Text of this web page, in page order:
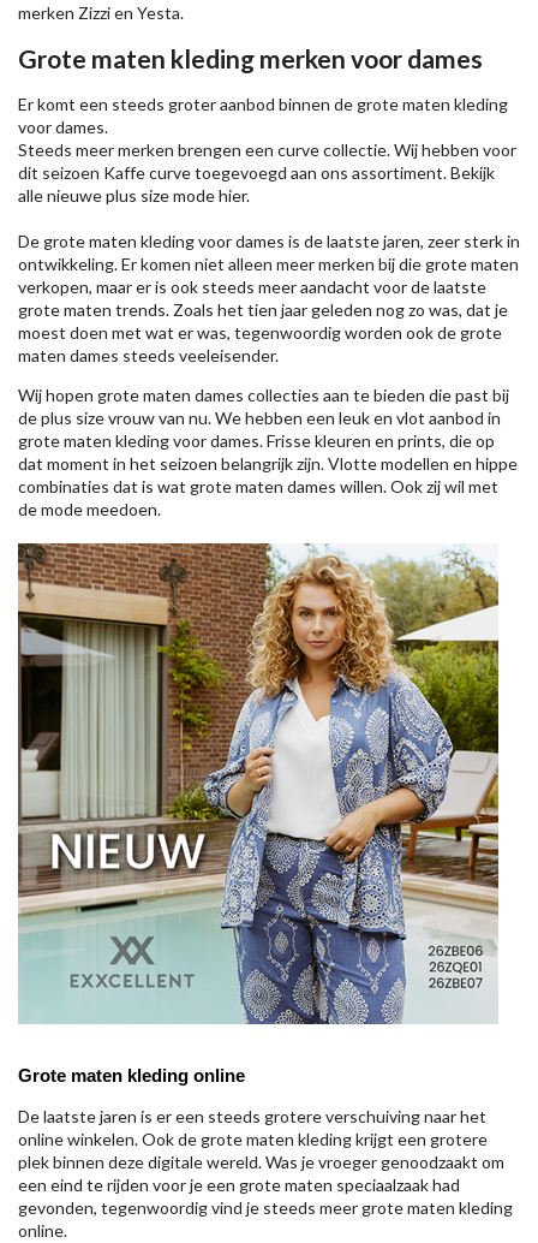
merken Zizzien Yesta.
Grote maten kleding merken voor dames
Er komt een steeds groter aanbod binnen de grote maten kleding
voor dames.
Steeds meer merken brengen een curve collectie. Wij hebben voor
dit seizoen Kaffecurve toegevoegd aan ons assortiment. Bekijk
alle nieuweplus size modehier.
De grote maten kleding voor dames is de laatste jaren, zeer sterk in
ontwikkeling. Er komen niet alleen meer merken bij die grote maten
verkopen, maar er is ook steeds meer aandacht voor de laatste
grote maten trends. Zoals het tien jaar geleden nog zo was, dat je
moest doen met wat er was, tegenwoordig worden ook de grote
maten dames steeds veeleisender.
Wij hopen grote maten dames collecties aan te bieden die past bij
de plus size vrouw van nu. We hebben een leuk en vlot aanbod in
grote maten kleding voor dames. Frisse kleuren en prints, die op
dat moment in het seizoen belangrijk zijn. Vlotte modellen en hippe
combinaties dat is wat grote maten dames willen. Ook zij wil met
de mode meedoen.
Grote maten kleding online
De laatste jaren is er een steeds grotere verschuiving naar het
online winkelen. Ook de grote maten kleding krijgt een grotere
plek binnen deze digitale wereld. Was je vroeger genoodzaakt om
een eind te rijden voor je een grote maten speciaalzaak had
gevonden, tegenwoordig vind je steeds meer grote maten kleding
online.